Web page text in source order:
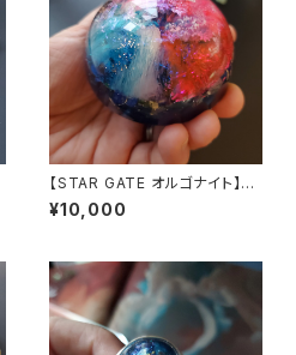
【STAR GATE オルゴナイト】あ
なたへのメッセージ付き
¥10,000